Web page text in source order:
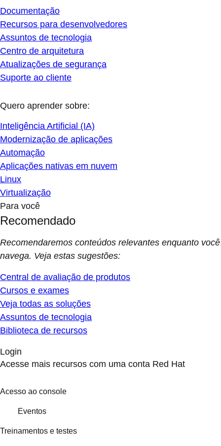
Documentação
Recursos para desenvolvedores
Assuntos de tecnologia
Centro de arquitetura
Atualizações de segurança
Suporte ao cliente
Quero aprender sobre:
Inteligência Artificial (IA)
Modernização de aplicações
Automação
Aplicações nativas em nuvem
Linux
Virtualização
Para você
Recomendado
Recomendaremos conteúdos relevantes enquanto você
navega. Veja estas sugestões:
Central de avaliação de produtos
Cursos e exames
Veja todas as soluções
Assuntos de tecnologia
Biblioteca de recursos
Login
Acesse mais recursos com uma conta Red Hat
Acesso ao console
Eventos
Treinamentos e testes